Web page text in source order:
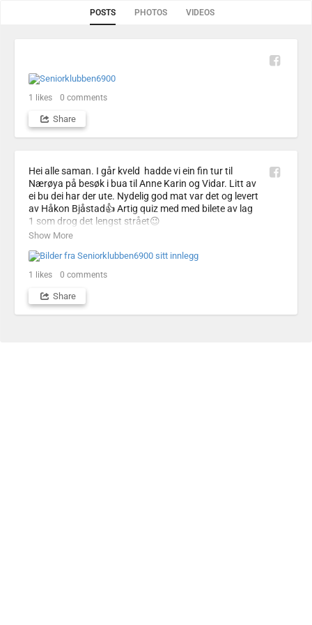
POSTS PHOTOS VIDEOS
1 likes 0 comments
Share
Hei alle saman. I går kveld  hadde vi ein fin tur til
Nærøya på besøk i bua til Anne Karin og Vidar. Litt av
ei bu dei har der ute. Nydelig god mat var det og levert
av Håkon Bjåstad👍 Artig quiz med med bilete av lag
1 som drog det lengst strået😉
Her er nokre bileter fra kvelden. Mange takk til
Show More
1 likes 0 comments
Share